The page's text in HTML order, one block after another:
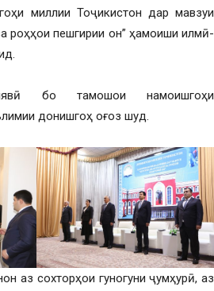
миллии Тоҷикистон дар мавзуи
роҳҳои пешгирии он” ҳамоиши илмӣ-
бо тамошои намоишгоҳи
донишгоҳ оғоз шуд.
аз сохторҳои гуногуни ҷумҳурӣ, аз